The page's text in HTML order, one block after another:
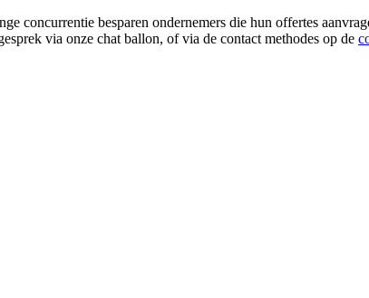
concurrentie besparen ondernemers die hun offertes
via onze chat ballon, of via de contact methodes op de